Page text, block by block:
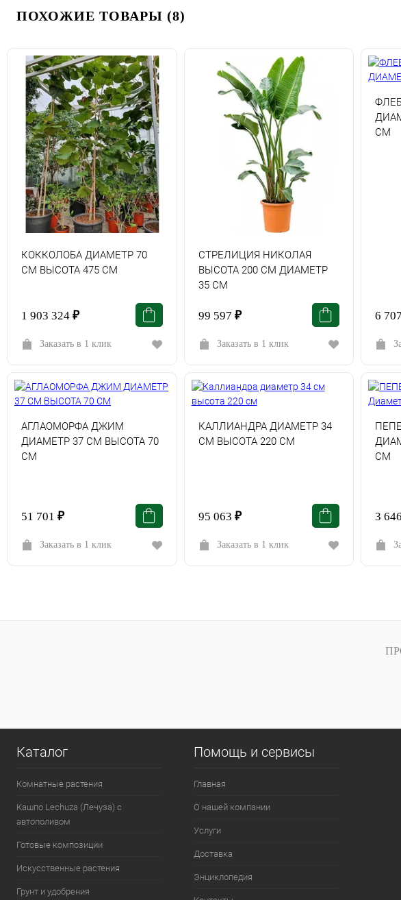
ПОХОЖИЕ ТОВАРЫ (8)
КОККОЛОБА ДИАМЕТР 70
СМ ВЫСОТА 475 СМ
1 903 324 ₽
Заказать в 1 клик
СТРЕЛИЦИЯ НИКОЛАЯ
ВЫСОТА 200 СМ ДИАМЕТР
35 СМ
99 597 ₽
Заказать в 1 клик
СМ
6 707
АГЛАОМОРФА ДЖИМ
ДИАМЕТР 37 СМ ВЫСОТА 70
СМ
51 701 ₽
Заказать в 1 клик
КАЛЛИАНДРА ДИАМЕТР 34
СМ ВЫСОТА 220 СМ
95 063 ₽
Заказать в 1 клик
СМ
3 646
Каталог
Комнатные растения
Кашпо Lechuza (Лечуза) с
автополивом
Готовые композиции
Искусственные растения
Грунт и удобрения
Помощь и сервисы
Главная
О нашей компании
Услуги
Доставка
Энциклопедия